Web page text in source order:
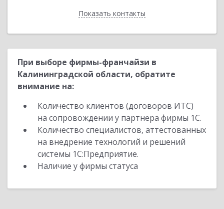
Показать контакты
Назад
При выборе фирмы-франчайзи в
Калининградской области, обратите
внимание на:
Количество клиентов (договоров ИТС)
на сопровождении у партнера фирмы 1С.
Количество специалистов, аттестованных
на внедрение технологий и решений
системы 1С:Предприятие.
Наличие у фирмы статуса